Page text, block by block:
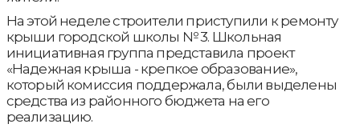
На этой неделе строители приступили к ремонту
крыши городской школы № 3. Школьная
инициативная группа представила проект
«Надежная крыша - крепкое образование»,
который комиссия поддержала, были выделены
средства из районного бюджета на его
реализацию.